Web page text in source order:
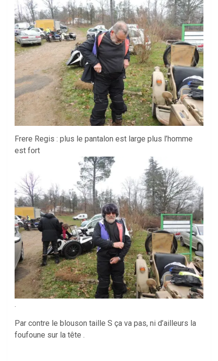
Frere Regis : plus le pantalon est large plus l’homme
est fort
.
Par contre le blouson taille S ça va pas, ni d’ailleurs la
foufoune sur la tête .